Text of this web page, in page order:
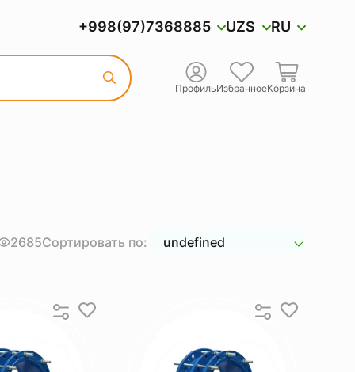
+998(97)7368885 UZS RU
ПрофильИзбранноеКорзина
2685Сортировать по: undefined